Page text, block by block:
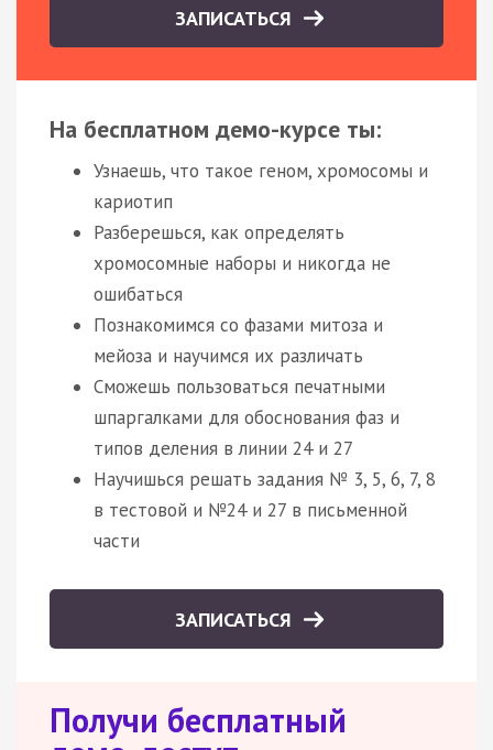
ЗАПИСАТЬСЯ
На бесплатном демо-курсе ты:
Узнаешь, что такое геном, хромосомы и
кариотип
Разберешься, как определять
хромосомные наборы и никогда не
ошибаться
Познакомимся со фазами митоза и
мейоза и научимся их различать
Сможешь пользоваться печатными
шпаргалками для обоснования фаз и
типов деления в линии 24 и 27
Научишься решать задания № 3, 5, 6, 7, 8
в тестовой и №24 и 27 в письменной
части
ЗАПИСАТЬСЯ
Получи бесплатный